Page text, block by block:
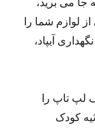
­جا می­ برید،
لوازم شما را
آی­پاد،
لپ ­تاپ را
کودک